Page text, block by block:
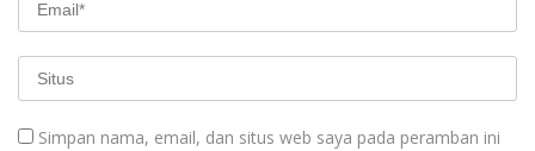
Simpan nama, email, dan situs web saya pada peramban ini